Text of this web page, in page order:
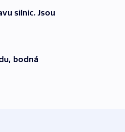
silnic. Jsou
bodná